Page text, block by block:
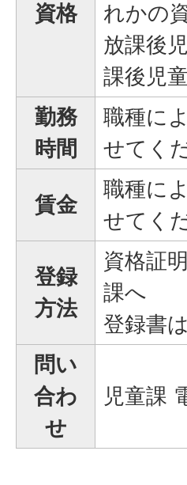
資格
れかの
放課後
課後児
勤務
時間
職種に
せてく
賃金
職種に
せてく
登録
方法
資格証
課へ
登録書
問い
合わ
せ
児童課